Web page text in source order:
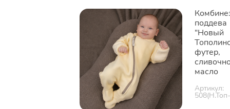
поддева
"Новый
футер,
масло
Артикул: